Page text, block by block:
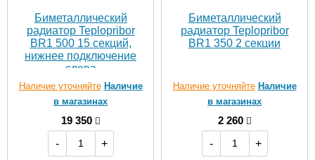
Биметаллический
радиатор Teplopribor
BR1 500 15 секций,
нижнее подключение
слева
Наличие уточняйте Наличие
в магазинах
19 350
-
+
Биметаллический
радиатор Teplopribor
BR1 350 2 секции
Наличие уточняйте Наличие
в магазинах
2 260
-
+